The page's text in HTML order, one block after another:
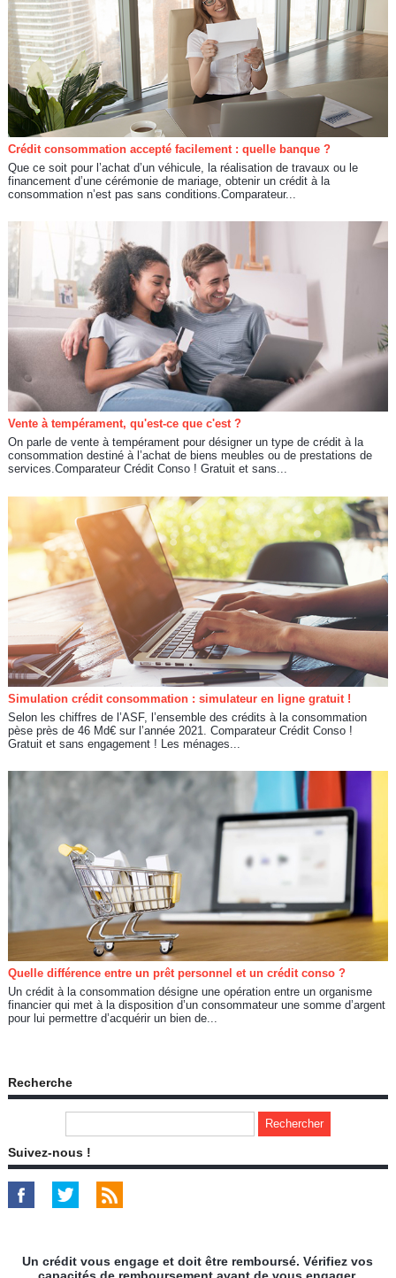
Crédit consommation accepté facilement : quelle banque ?
Que ce soit pour l’achat d’un véhicule, la réalisation de travaux ou le
financement d’une cérémonie de mariage, obtenir un crédit à la
consommation n’est pas sans conditions.Comparateur...
Vente à tempérament, qu'est-ce que c'est ?
On parle de vente à tempérament pour désigner un type de crédit à la
consommation destiné à l’achat de biens meubles ou de prestations de
services.Comparateur Crédit Conso ! Gratuit et sans...
Simulation crédit consommation : simulateur en ligne gratuit !
Selon les chiffres de l’ASF, l’ensemble des crédits à la consommation
pèse près de 46 Md€ sur l’année 2021. Comparateur Crédit Conso !
Gratuit et sans engagement ! Les ménages...
Quelle différence entre un prêt personnel et un crédit conso ?
Un crédit à la consommation désigne une opération entre un organisme
financier qui met à la disposition d’un consommateur une somme d’argent
pour lui permettre d’acquérir un bien de...
Recherche
Suivez-nous !
Un crédit vous engage et doit être remboursé. Vérifiez vos